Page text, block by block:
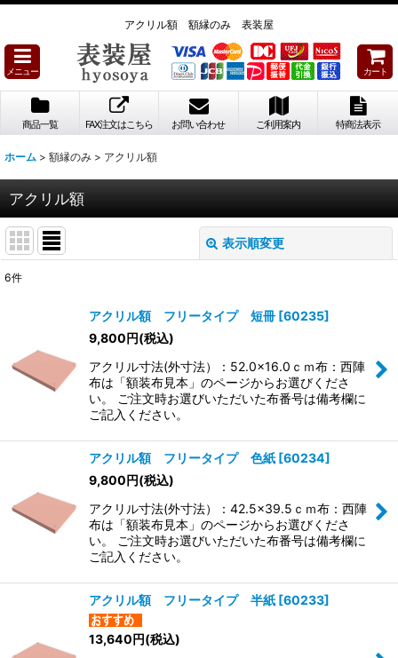
アクリル額 額縁のみ 表装屋
メニュー カート
商品一覧 FAX注文はこちら お問い合わせ ご利用案内 特商法表示
ホーム > 額縁のみ > アクリル額
アクリル額
表示順変更
絞り込む
6件
アクリル額 フリータイプ 短冊 [60235]
9,800円(税込)
アクリル寸法(外寸法）：52.0×16.0ｃｍ布：西陣
布は「額装布見本」のページからお選びくださ
い。 ご注文時お選びいただいた布番号は備考欄に
ご記入ください。
アクリル額 フリータイプ 色紙 [60234]
9,800円(税込)
アクリル寸法(外寸法）：42.5×39.5ｃｍ布：西陣
布は「額装布見本」のページからお選びくださ
い。 ご注文時お選びいただいた布番号は備考欄に
ご記入ください。
アクリル額 フリータイプ 半紙 [60233]
13,640円(税込)